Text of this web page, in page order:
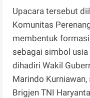
Upacara tersebut
Komunitas
membentuk formasi
sebagai simbol
dihadiri Wakil
Marindo
Brigjen TNI